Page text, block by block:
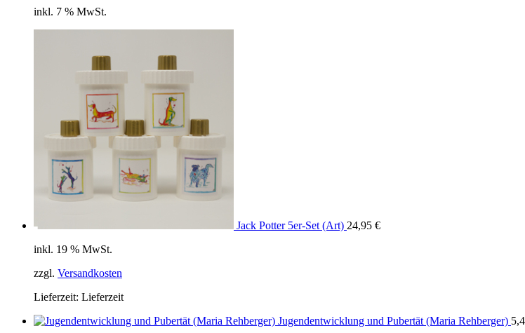
inkl. 7 % MwSt.
Jack Potter 5er-Set (Art) 24,95 €
inkl. 19 % MwSt.
zzgl. Versandkosten
Lieferzeit: Lieferzeit
Jugendentwicklung und Pubertät (Maria Rehberger)